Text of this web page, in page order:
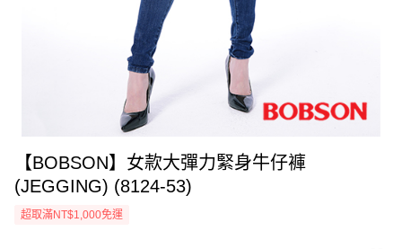
【BOBSON】女款大彈力緊身牛仔褲
(JEGGING) (8124-53)
超取滿NT$1,000免運